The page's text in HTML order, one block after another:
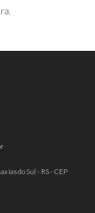
do Sul - RS - CEP